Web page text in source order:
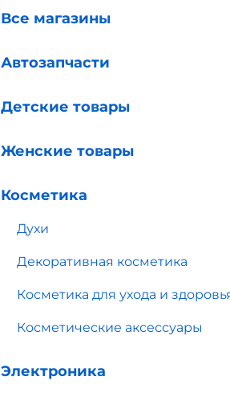
Все магазины
Автозапчасти
Детские товары
Женские товары
Косметика
Духи
Декоративная косметика
Косметика для ухода и
Косметические аксессуары
Электроника